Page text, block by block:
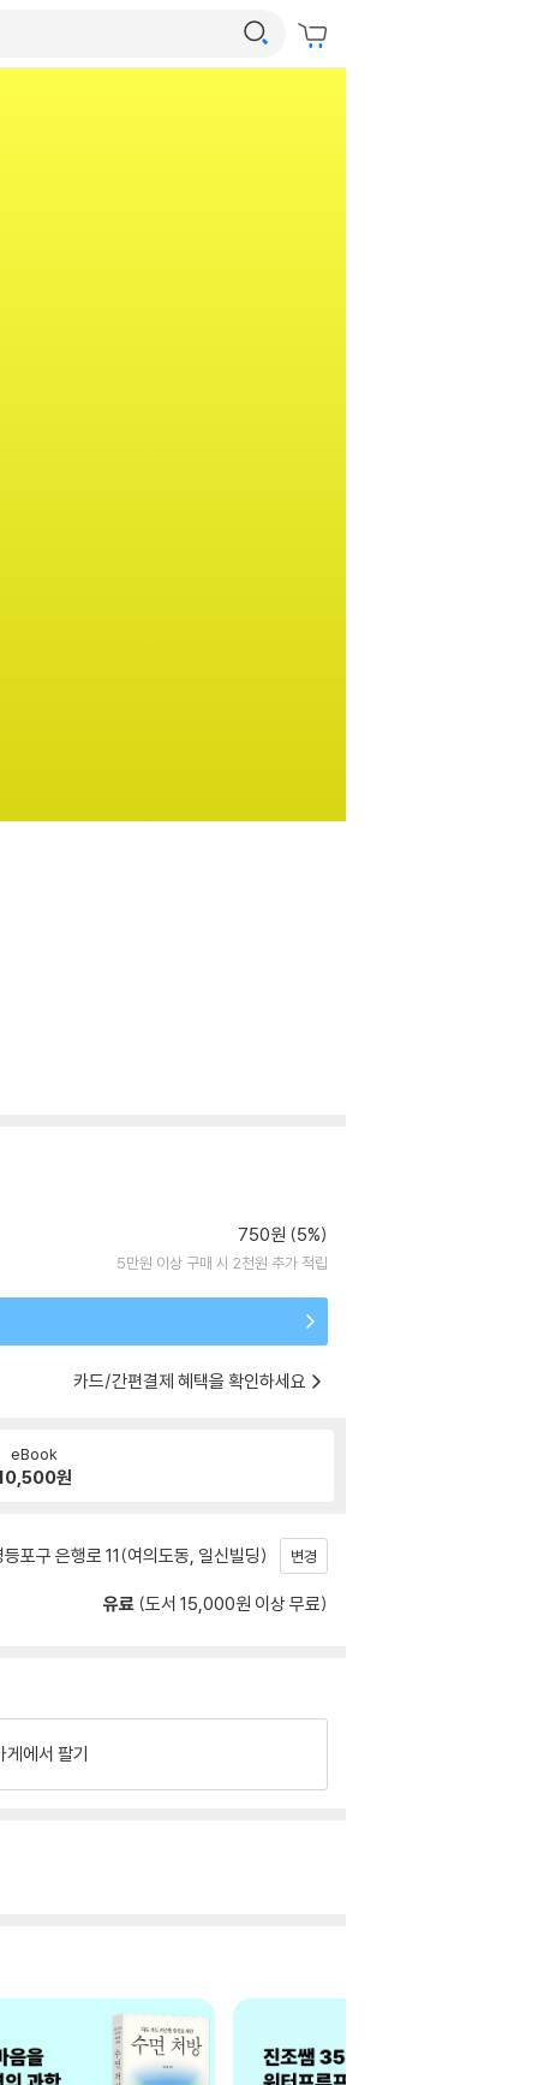
750원 (5%)
5만원 이상 구매 시 2천원 추가 적립
카드/간편결제 혜택을 확인하세요
eBook
원
포구 은행로 11(여의도동, 일신빌딩) 변경
유료 (도서 15,000원 이상 무료)
게에서 팔기